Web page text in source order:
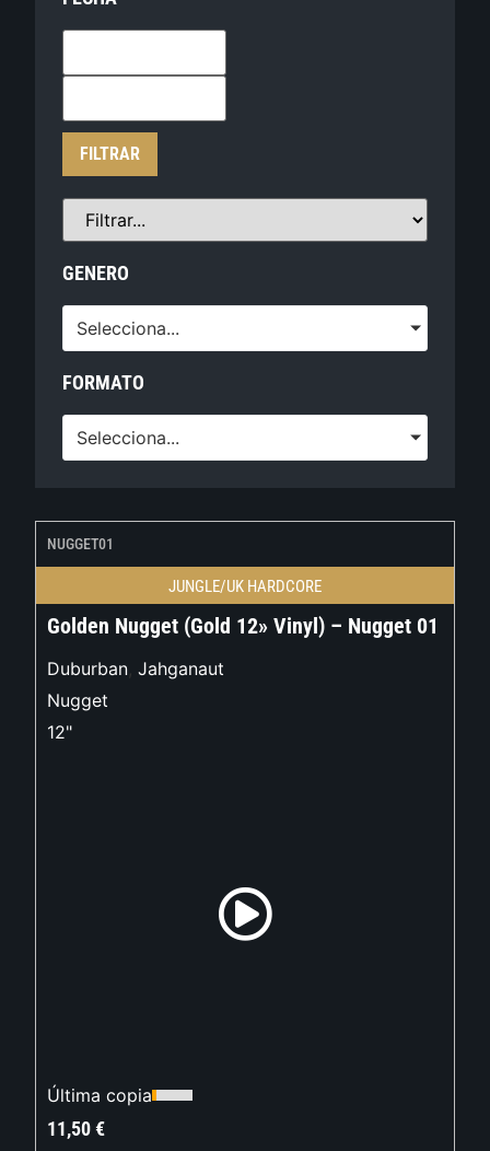
FILTRAR
GENERO
Selecciona...
FORMATO
Selecciona...
NUGGET01
JUNGLE/UK HARDCORE
Golden Nugget (Gold 12» Vinyl) – Nugget 01
Duburban, Jahganaut
Nugget
12"
Última copia
11,50€